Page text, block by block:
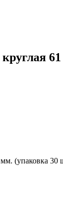
(упаковка 30